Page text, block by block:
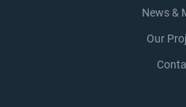
News &
Our